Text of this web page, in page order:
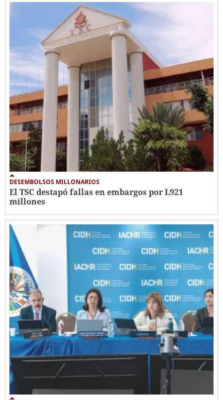
DESEMBOLSOS MILLONARIOS
El TSC destapó fallas en embargos por L921
millones